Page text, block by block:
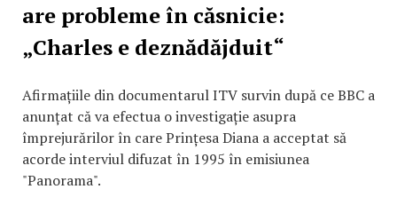
are probleme în căsnicie:
„Charles e deznădăjduit“
Afirmațiile din documentarul ITV survin după ce BBC a
anunțat că va efectua o investigație asupra
împrejurărilor în care Prințesa Diana a acceptat să
acorde interviul difuzat în 1995 în emisiunea
"Panorama".